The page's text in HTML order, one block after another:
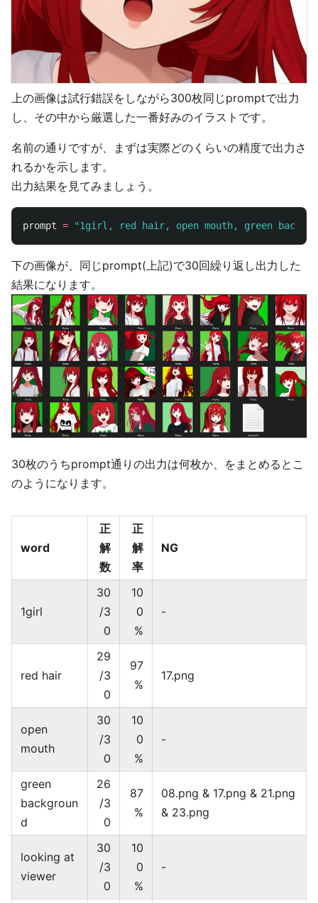
上の画像は試行錯誤をしながら300枚同じpromptで出力
し、その中から厳選した一番好みのイラストです。
名前の通りですが、まずは実際どのくらいの精度で出力さ
れるかを示します。
出力結果を見てみましょう。
prompt = "1girl, red hair, open mouth, green
下の画像が、同じprompt(上記)で30回繰り返し出力した
結果になります。
30枚のうちprompt通りの出力は何枚か、をまとめるとこ
のようになります。
word
正
解
数
正
解
率
NG
1girl
30
/3
0
10
0
%
-
red hair
29
/3
0
97
%
17.png
open
mouth
30
/3
0
10
0
%
-
green
backgroun
d
26
/3
0
87
%
08.png & 17.png & 21.png
& 23.png
looking at
viewer
30
/3
0
10
0
%
-